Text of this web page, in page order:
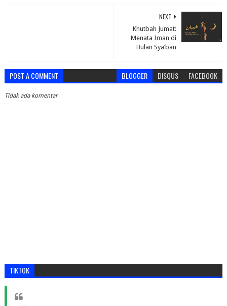
NEXT
Khutbah Jumat:
Menata Iman di
Bulan Sya‘ban
POST A COMMENT BLOGGER DISQUS FACEBOOK
Tidak ada komentar
TIKTOK